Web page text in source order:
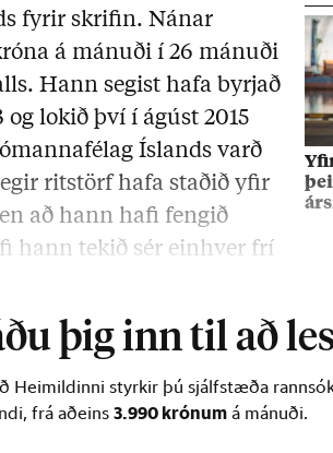
fyrir skrifin. Nánar
á mánuði í 26 mánuði
Hann segist hafa byrjað
lokið því í ágúst 2015
Íslands varð
ritstörf hafa staðið yfir
að hann hafi fengið
hann tekið sér einhver frí
þig inn til að
Heimildinni styrkir þú sjálfstæða
frá aðeins3.990 krónum á mánuði.